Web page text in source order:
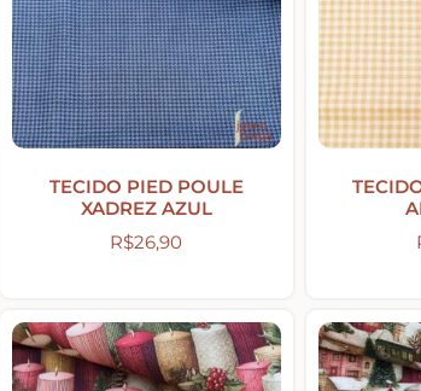
TECIDO PIED POULE
XADREZ AZUL
R$26,90